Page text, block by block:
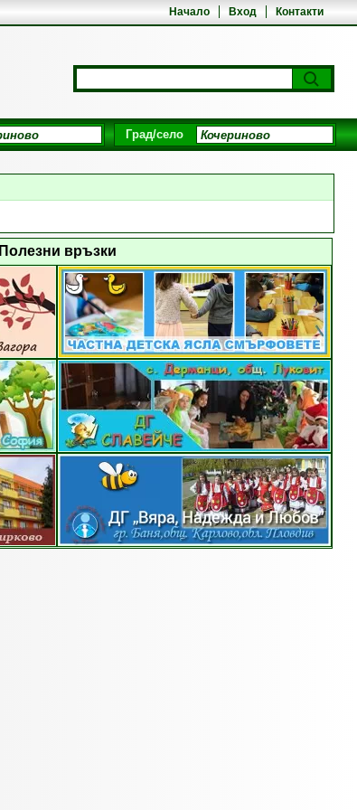
Начало Вход Контакти
Град/село
Полезни връзки